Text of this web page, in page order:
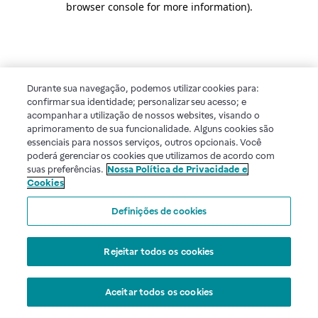
browser console for more information).
Durante sua navegação, podemos utilizar cookies para:
confirmar sua identidade; personalizar seu acesso; e
acompanhar a utilização de nossos websites, visando o
aprimoramento de sua funcionalidade. Alguns cookies são
essenciais para nossos serviços, outros opcionais. Você
poderá gerenciar os cookies que utilizamos de acordo com
suas preferências. Nossa Política de Privacidade e
Cookies
Definições de cookies
Rejeitar todos os cookies
Aceitar todos os cookies